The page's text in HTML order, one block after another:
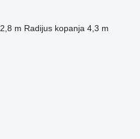
2,8 m Radijus kopanja 4,3 m